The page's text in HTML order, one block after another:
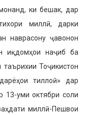
ки бешак, дар
миллӣ, дарки
наврасону ҷавонон
иқдомҳои наҷиб ба
Тоҷикистон
тиллоӣ» дар
13-уми октябри соли
миллӣ-Пешвои